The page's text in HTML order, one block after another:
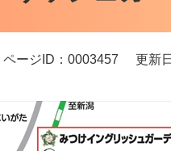
ページID：0003457 更新